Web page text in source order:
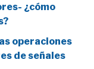
¿cómo
operaciones
de señales